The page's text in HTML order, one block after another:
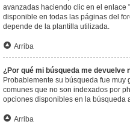
avanzadas haciendo clic en el enlace
disponible en todas las páginas del
depende de la plantilla utilizada.
Arriba
¿Por qué mi búsqueda me devuelve
Probablemente su búsqueda fue
comunes que no son indexados por
opciones disponibles en la búsqueda
Arriba